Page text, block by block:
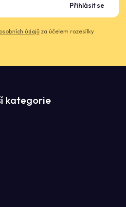
Přihlásit se
údajů za účelem rozesílky
kategorie